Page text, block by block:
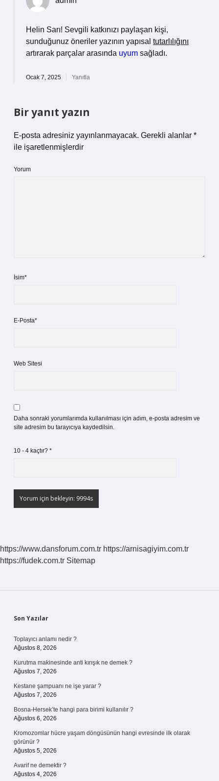
Helin Sarı! Sevgili katkınızı paylaşan kişi,
sunduğunuz öneriler yazının yapısal tutarlılığını
artırarak parçalar arasında uyum sağladı.
Ocak 7, 2025 Yanıtla
Bir yanıt yazın
E-posta adresiniz yayınlanmayacak. Gerekli alanlar *
ile işaretlenmişlerdir
Yorum
İsim*
E-Posta*
Web Sitesi
Daha sonraki yorumlarımda kullanılması için adım, e-posta adresim ve
site adresim bu tarayıcıya kaydedilsin.
10 - 4 kaçtır? *
https://www.dansforum.com.tr https://arnisagiyim.com.tr
https://fudek.com.tr Sitemap
Sidebar
Son Yazılar
Toplayıcı anlamı nedir ?
Ağustos 8, 2026
Kurutma makinesinde anti kırışık ne demek ?
Ağustos 7, 2026
Kestane şampuanı ne işe yarar ?
Ağustos 7, 2026
Bosna-Hersek’te hangi para birimi kullanılır ?
Ağustos 6, 2026
Kromozomlar hücre yaşam döngüsünün hangi evresinde ilk olarak
görünür ?
Ağustos 5, 2026
Avarif ne demektir ?
Ağustos 4, 2026